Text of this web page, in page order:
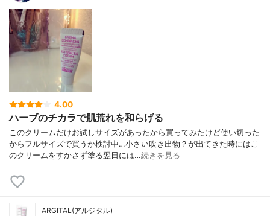
4.00
ハーブのチカラで肌荒れを和らげる
このクリームだけお試しサイズがあったから買ってみたけど使い切った
からフルサイズで買うか検討中…小さい吹き出物？が出てきた時にはこ
のクリームをすかさず塗る翌日には…続きを見る
ARGITAL(アルジタル)